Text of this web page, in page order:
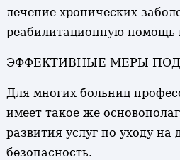
лечение хронических
реабилитационную
ЭФФЕКТИВНЫЕ МЕРЫ
Для многих больниц
имеет такое же
развития услуг по уходу на
безопасность.